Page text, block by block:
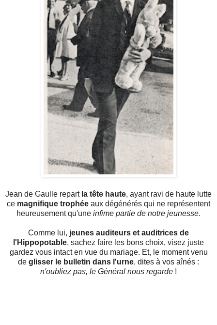
Jean de Gaulle repart la tête haute, ayant ravi de haute lutte
ce magnifique trophée aux dégénérés qui ne représentent
heureusement qu'une infime partie de notre jeunesse.
Comme lui, jeunes auditeurs et auditrices de
l'Hippopotable, sachez faire les bons choix, visez juste
gardez vous intact en vue du mariage. Et, le moment venu
de glisser le bulletin dans l'urne, dites à vos aînés :
n'oubliez pas, le Général nous regarde !